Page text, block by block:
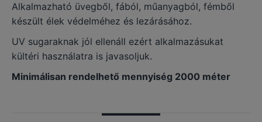
Alkalmazható üvegből, fából, műanyagból, fémből
készült élek védelméhez és lezárásához.
UV sugaraknak jól ellenáll ezért alkalmazásukat
kültéri használatra is javasoljuk.
Minimálisan rendelhető mennyiség 2000 méter